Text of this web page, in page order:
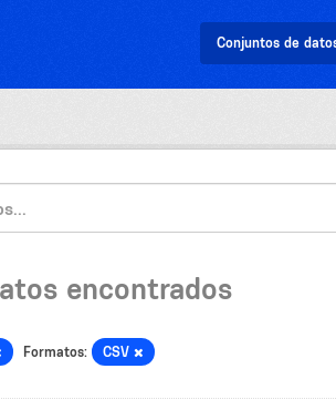
Conjuntos de
encontrados
Formatos: CSV